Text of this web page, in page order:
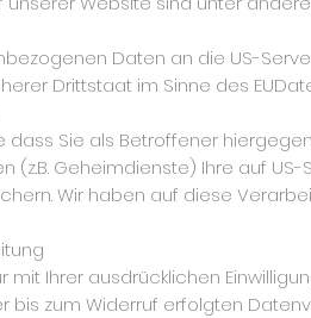
Daten an die US-
Drittstaat im Sinne des
Sie als Betroffener
(z.B. Geheimdienste) Ihre auf
Wir haben auf diese
Ihrer ausdrücklichen
bis zum Widerruf erfolgten